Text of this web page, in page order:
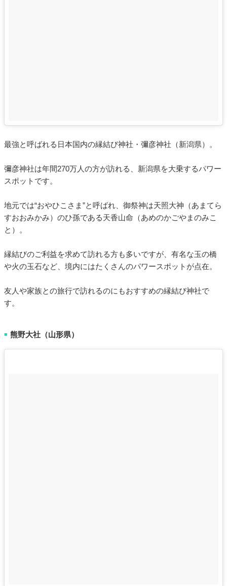
最強と呼ばれる日本国内の縁結び神社・彌彦神社（新潟県）。
彌彦神社は年間270万人の方が訪れる、新潟県を大乗するパワー
スポットです。
地元では“おやひこさま”と呼ばれ、御祭神は天照大神（あまてら
すおおみかみ）のひ孫である天香山命（あめのかごやまのみこ
と）。
縁結びのご利益を求めて訪れる方も多いですが、有名な玉の橋
や火の玉石など、境内にはたくさんのパワースポットが点在。
友人や家族との旅行で訪れるのにもおすすめの縁結び神社で
す。
■ 熊野大社（山形県）